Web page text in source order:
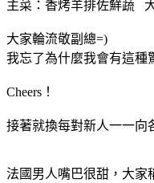
主菜：香烤羊排佐鮮蔬
大家輪流敬副總=)
我忘了為什麼我會有這種
Cheers！
接著就換每對新人一一向
法國男人嘴巴很甜，大家